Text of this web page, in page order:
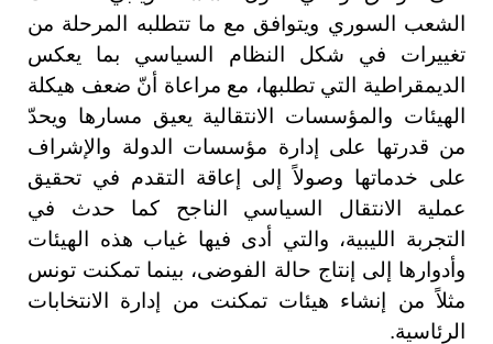
الشعب السوري ويتوافق مع ما تتطلبه المرحلة من
تغييرات في شكل النظام السياسي بما يعكس
الديمقراطية التي تطلبها، مع مراعاة أنّ ضعف هيكلة
الهيئات والمؤسسات الانتقالية يعيق مسارها ويحدّ
من قدرتها على إدارة مؤسسات الدولة والإشراف
على خدماتها وصولاً إلى إعاقة التقدم في تحقيق
عملية الانتقال السياسي الناجح كما حدث في
التجربة الليبية، والتي أدى فيها غياب هذه الهيئات
وأدوارها إلى إنتاج حالة الفوضى، بينما تمكنت تونس
مثلاً من إنشاء هيئات تمكنت من إدارة الانتخابات
الرئاسية.